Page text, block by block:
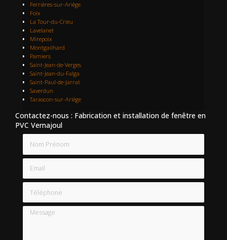
Ferrières-sur-Ariège
Foix
La Tour-du-Crieu
Lavelanet
Mirepoix
Montgailhard
Pamiers
Saint-Jean-de-Verges
Saint-Jean-du-Falga
Saint-Paul-de-Jarrat
Saverdun
Tarascon-sur-Ariège
Contactez-nous : Fabrication et installation de fenêtre en
PVC Vernajoul
Email
Téléphone
Message